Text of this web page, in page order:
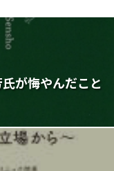
が悔やんだこと